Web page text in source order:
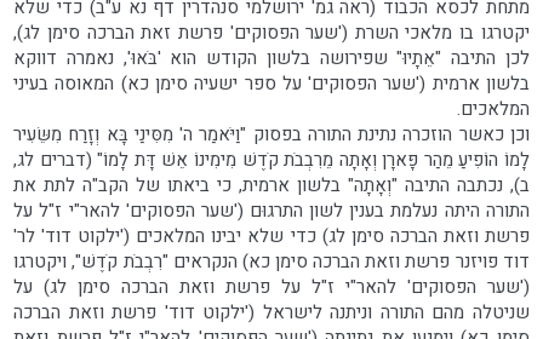
מתחת לכסא הכבוד (ראה גמ' ירושלמי סנהדרין דף נא ע"ב) כדי שלא
יקטרגו בו מלאכי השרת ('שער הפסוקים' פרשת זאת הברכה סימן לג),
לכן התיבה "אֵתָיוּ" שפירושה בלשון הקודש הוא 'בֹּאוּ', נאמרה דווקא
בלשון ארמית ('שער הפסוקים' על ספר ישעיה סימן כא) המאוסה בעיני
המלאכים.
וכן כאשר הוזכרה נתינת התורה בפסוק "וַיֹּאמַר ה' מִסִּינַי בָּא וְזָרַח מִשֵּׂעִיר
לָמוֹ הוֹפִיעַ מֵהַר פָּארָן וְאָתָה מֵרִבְבֹת קֹדֶשׁ מִימִינוֹ אֵשׁ דָּת לָמוֹ" (דברים לג,
ב), נכתבה התיבה "וְאָתָה" בלשון ארמית, כי ביאתו של הקב"ה לתת את
התורה היתה נעלמת בענין לשון התרגוּם ('שער הפסוקים' להאר"י ז"ל על
פרשת וזאת הברכה סימן לג) כדי שלא יבינו המלאכים ('ילקוט דוד' לר'
דוד פויזנר פרשת וזאת הברכה סימן כא) הנקראים "רִבְבֹת קֹדֶשׁ", ויקטרגו
('שער הפסוקים' להאר"י ז"ל על פרשת וזאת הברכה סימן לג) על
שניטלה מהם התורה וניתנה לישראל ('ילקוט דוד' פרשת וזאת הברכה